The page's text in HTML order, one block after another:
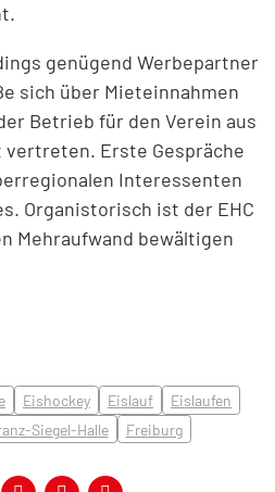
genügend Werbepartner
sich über Mieteinnahmen
Betrieb für den Verein aus
Erste Gespräche
Interessenten
Organistorisch ist der EHC
Mehraufwand bewältigen
Eishockey Eislauf
Eislaufen
Siegel-Halle Freiburg